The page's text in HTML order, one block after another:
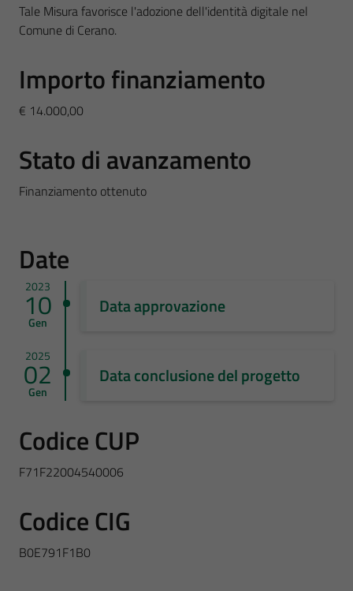
Tale Misura favorisce l'adozione dell'identità digitale nel
Comune di Cerano.
Importo finanziamento
€ 14.000,00
Stato di avanzamento
Finanziamento ottenuto
Date
2023
10
Gen
Data approvazione
2025
02
Gen
Data conclusione del progetto
Codice CUP
F71F22004540006
Codice CIG
B0E791F1B0